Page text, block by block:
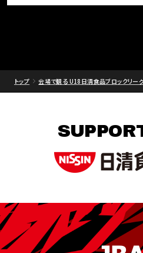
トップ 会場で観る U18日清食品ブロックリー